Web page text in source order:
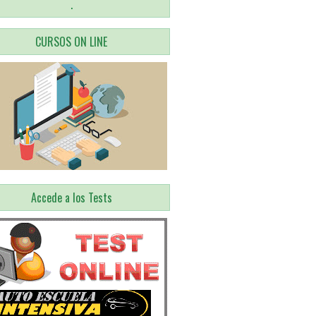
.
CURSOS ON LINE
Accede a los Tests